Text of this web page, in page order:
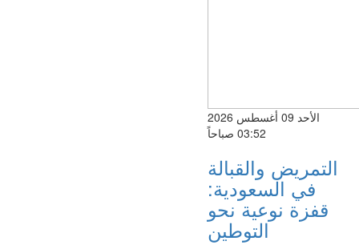
الأحد 09 أغسطس 2026
03:52 صباحاً
التمريض والقبالة
في السعودية:
قفزة نوعية نحو
التوطين